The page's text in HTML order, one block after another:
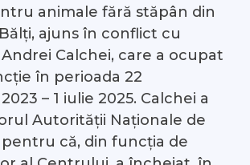
animale fără stăpân din
ajuns în conflict cu
Andrei Calchei, care a ocupat
în perioada 22
– 1 iulie 2025. Calchei a
Autorității Naționale de
că, din funcția de